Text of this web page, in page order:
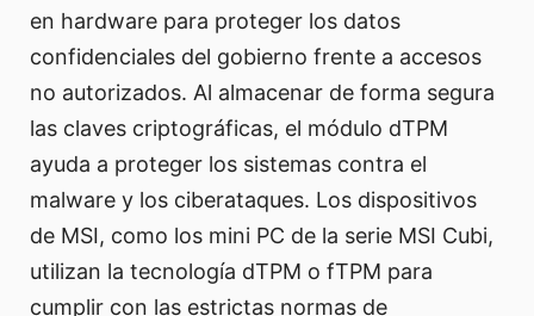
en hardware para proteger los datos
confidenciales del gobierno frente a accesos
no autorizados. Al almacenar de forma segura
las claves criptográficas, el módulo dTPM
ayuda a proteger los sistemas contra el
malware y los ciberataques. Los dispositivos
de MSI, como los mini PC de la serie MSI Cubi,
utilizan la tecnología dTPM o fTPM para
cumplir con las estrictas normas de